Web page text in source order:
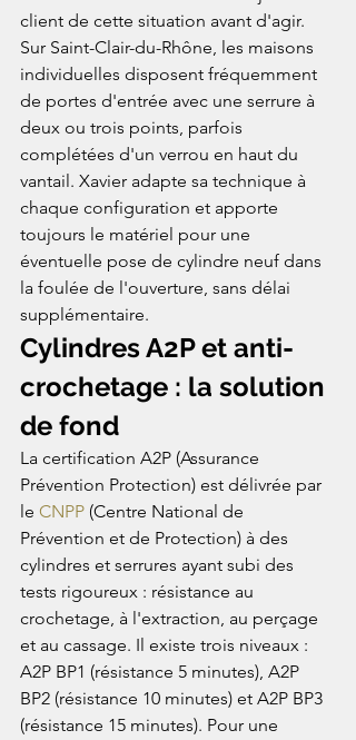
client de cette situation avant d'agir.
Sur Saint-Clair-du-Rhône, les maisons
individuelles disposent fréquemment
de portes d'entrée avec une serrure à
deux ou trois points, parfois
complétées d'un verrou en haut du
vantail. Xavier adapte sa technique à
chaque configuration et apporte
toujours le matériel pour une
éventuelle pose de cylindre neuf dans
la foulée de l'ouverture, sans délai
supplémentaire.
Cylindres A2P et anti-
crochetage : la solution
de fond
La certification A2P (Assurance
Prévention Protection) est délivrée par
le CNPP (Centre National de
Prévention et de Protection) à des
cylindres et serrures ayant subi des
tests rigoureux : résistance au
crochetage, à l'extraction, au perçage
et au cassage. Il existe trois niveaux :
A2P BP1 (résistance 5 minutes), A2P
BP2 (résistance 10 minutes) et A2P BP3
(résistance 15 minutes). Pour une